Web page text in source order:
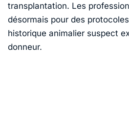
transplantation. Les
désormais pour des
historique animalier suspect
donneur.